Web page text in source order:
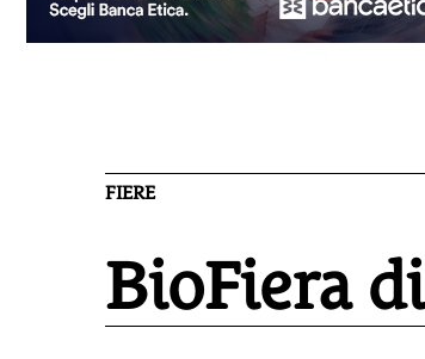
FIERE
BioFiera